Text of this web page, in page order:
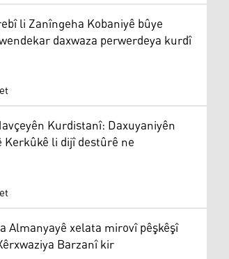
li Zanîngeha Kobaniyê bûye
daxwaza perwerdeya kurdî
Kurdistanî: Daxuyaniyên
Kerkûkê li dijî destûrê ne
Almanyayê xelata mirovî pêşkêşî
Barzanî kir